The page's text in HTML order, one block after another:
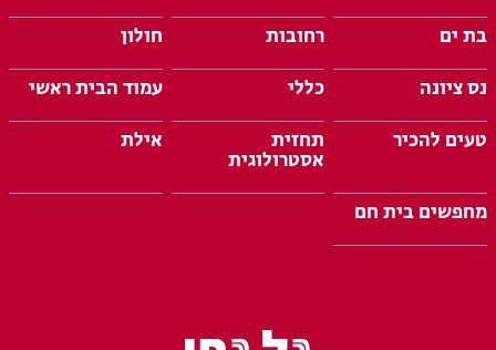
בת ים
רחובות
חולון
נס ציונה
כללי
עמוד הבית ראשי
טעים להכיר
תחזית
אסטרולוגית
אילת
מחפשים בית חם